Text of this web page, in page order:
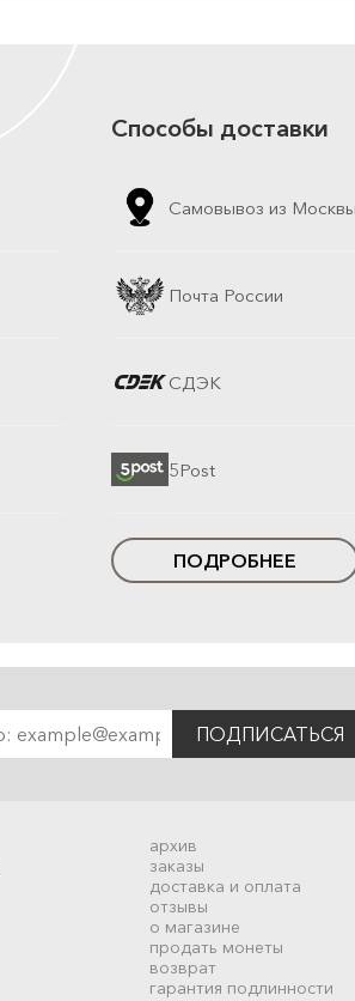
Способы доставки
Самовывоз из
Почта России
СДЭК
5Post
ПОДРОБНЕЕ
ПОДПИСАТЬСЯ
архив
заказы
доставка и оплата
отзывы
о магазине
продать монеты
возврат
гарантия подлинности